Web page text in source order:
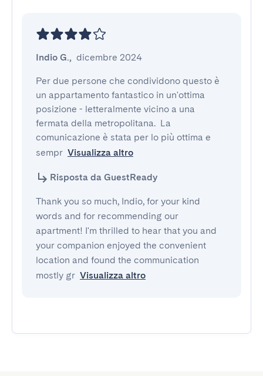
Indio G., dicembre 2024
Per due persone che condividono questo è
un appartamento fantastico in un'ottima
posizione - letteralmente vicino a una
fermata della metropolitana.  La
comunicazione è stata per lo più ottima e
sempr Visualizza altro
Risposta da GuestReady
Thank you so much, Indio, for your kind
words and for recommending our
apartment! I'm thrilled to hear that you and
your companion enjoyed the convenient
location and found the communication
mostly gr Visualizza altro